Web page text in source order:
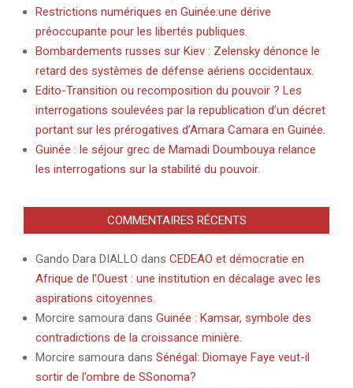
Restrictions numériques en Guinée:une dérive
préoccupante pour les libertés publiques.
Bombardements russes sur Kiev : Zelensky dénonce le
retard des systèmes de défense aériens occidentaux.
Edito-Transition ou recomposition du pouvoir ? Les
interrogations soulevées par la republication d’un décret
portant sur les prérogatives d’Amara Camara en Guinée.
Guinée : le séjour grec de Mamadi Doumbouya relance
les interrogations sur la stabilité du pouvoir.
COMMENTAIRES RÉCENTS
Gando Dara DIALLO dans CEDEAO et démocratie en
Afrique de l’Ouest : une institution en décalage avec les
aspirations citoyennes.
Morcire samoura dans Guinée : Kamsar, symbole des
contradictions de la croissance minière.
Morcire samoura dans Sénégal: Diomaye Faye veut-il
sortir de l’ombre de SSonoma?